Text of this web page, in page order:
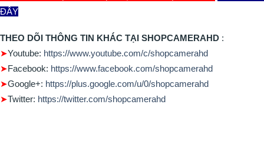
ĐÂY
THEO DÕI THÔNG TIN KHÁC TẠI SHOPCAMERAHD :
➤Youtube: https://www.youtube.com/c/shopcamerahd
➤Facebook: https://www.facebook.com/shopcamerahd
➤Google+: https://plus.google.com/u/0/shopcamerahd
➤Twitter: https://twitter.com/shopcamerahd